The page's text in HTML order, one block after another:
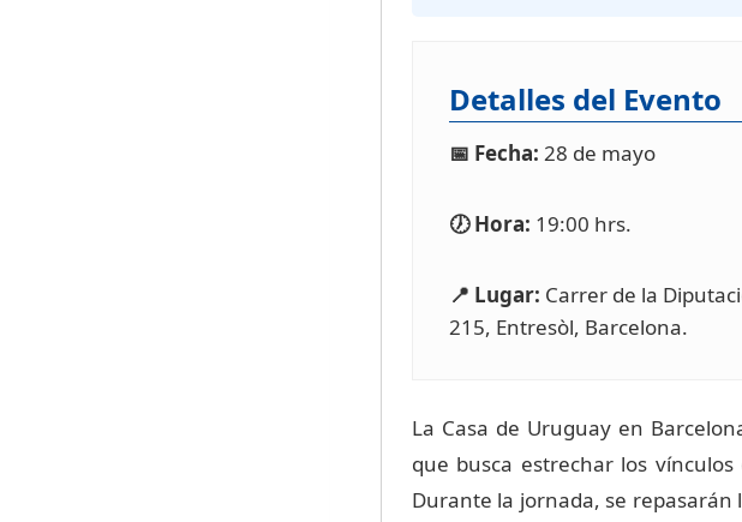
Detalles del Evento
📅 Fecha: 28 de mayo
🕖 Hora: 19:00 hrs.
📍 Lugar: Carrer de la
215, Entresòl, Barcelona.
La Casa de Uruguay en
que busca estrechar los
Durante la jornada, se repasarán